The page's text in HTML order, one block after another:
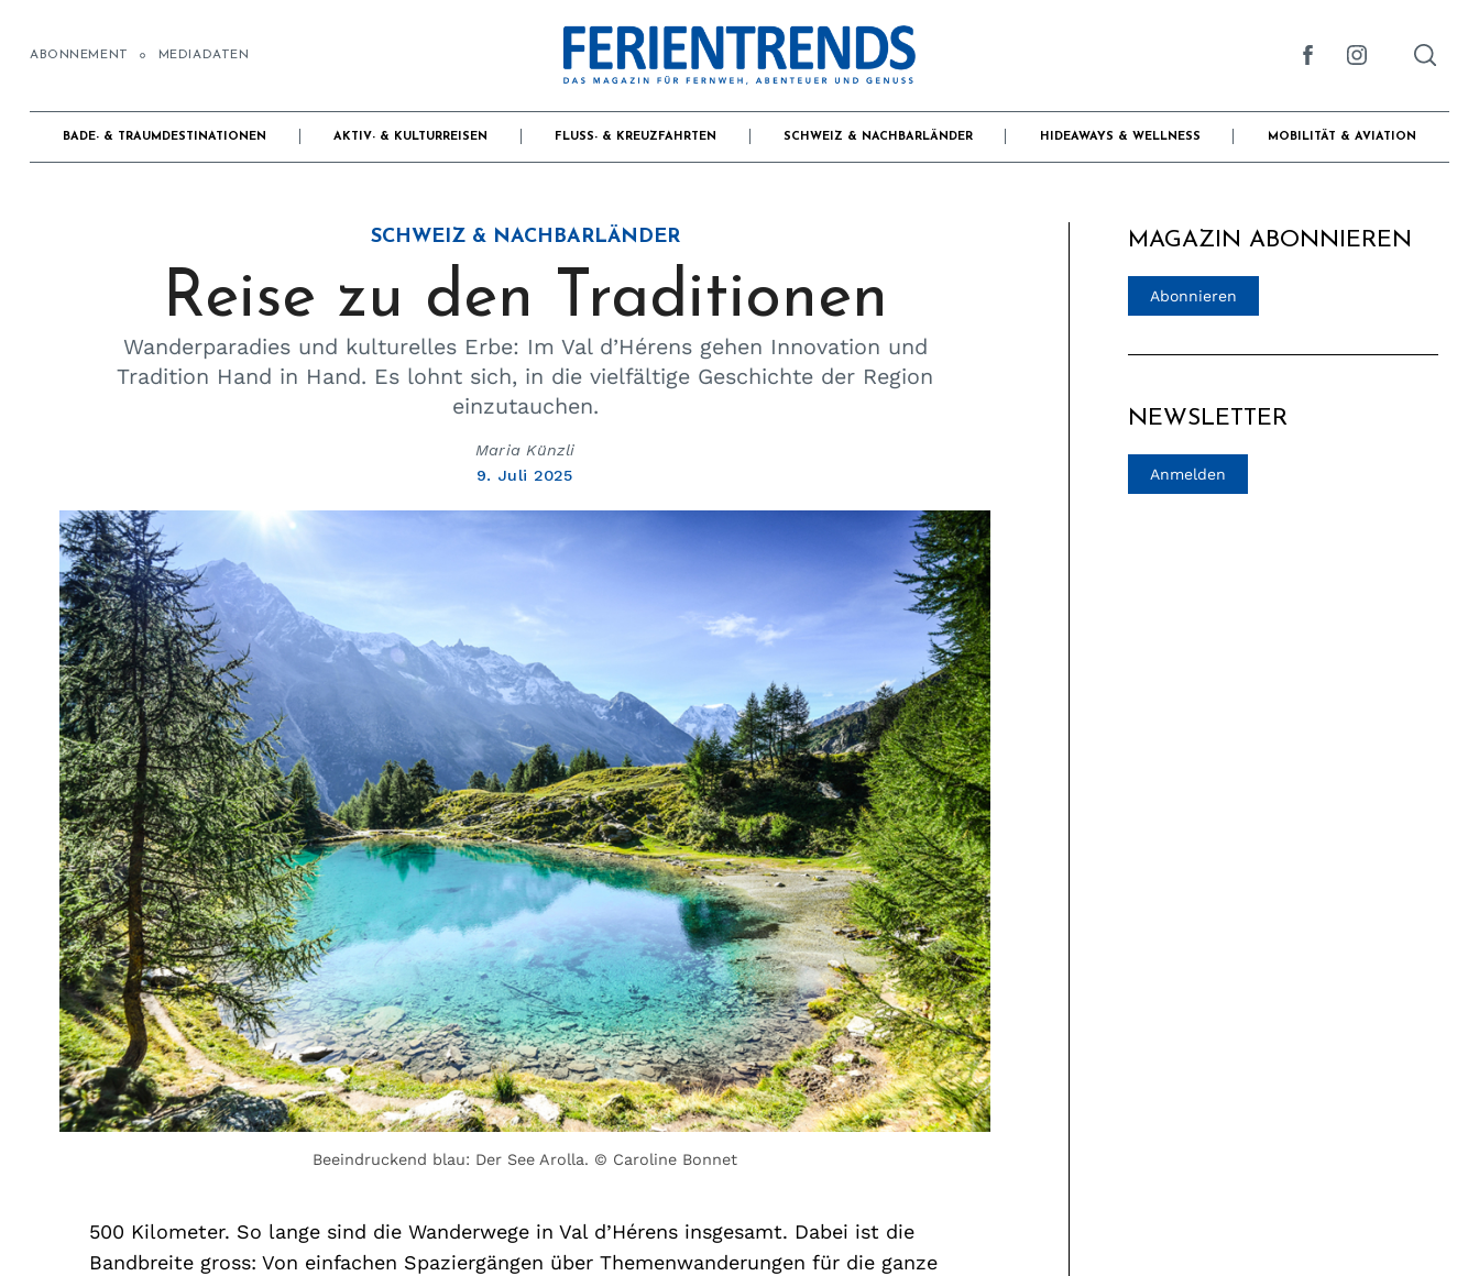
ABONNEMENT MEDIADATEN
BADE- & TRAUMDESTINATIONEN AKTIV- & KULTURREISEN FLUSS- & KREUZFAHRTEN SCHWEIZ & NACHBARLÄNDER HIDEAWAYS & WELLNESS MOBILITÄT & AVIATION
SCHWEIZ & NACHBARLÄNDER
Reise zu den Traditionen
Wanderparadies und kulturelles Erbe: Im Val d’Hérens gehen Innovation und
Tradition Hand in Hand. Es lohnt sich, in die vielfältige Geschichte der Region
einzutauchen.
Maria Künzli
9. Juli 2025
Beeindruckend blau: Der See Arolla. © Caroline Bonnet
500 Kilometer. So lange sind die Wanderwege in Val d’Hérens insgesamt. Dabei ist die
Bandbreite gross: Von einfachen Spaziergängen über Themenwanderungen für die ganze
MAGAZIN ABONNIEREN
Abonnieren
NEWSLETTER
Anmelden